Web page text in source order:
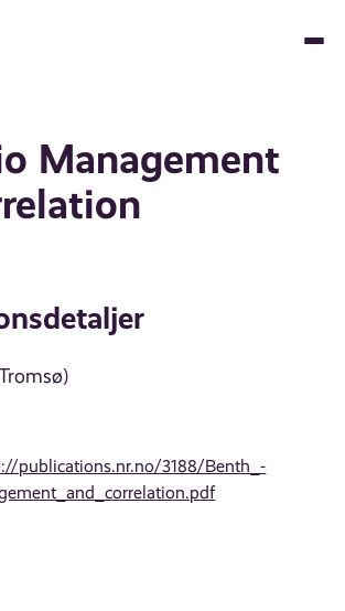
Management
publications.nr.no/3188/Benth_-